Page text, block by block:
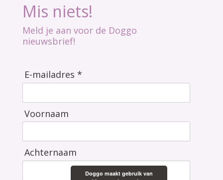
Mis niets!
Meld je aan voor de Doggo
nieuwsbrief!
E-mailadres *
Voornaam
Achternaam
Doggo maakt gebruik van